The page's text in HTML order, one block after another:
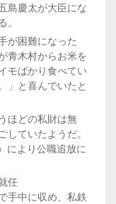
島慶太が大臣にな
。
が困難になった
青木村からお米を
モばかり食べてい
」と喜んでいたと
ほどの私財は無
していたようだ。
により公職追放に
任
手中に収め、私鉄